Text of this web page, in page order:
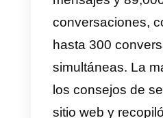
3)
Holidayguru
iniciativa de
entusiastas